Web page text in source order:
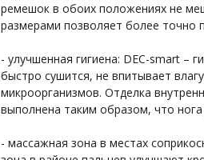
ремешок в обоих положениях не
размерами позволяет более точно
- улучшенная гигиена: DEC-smart –
быстро сушится, не впитывает
микроорганизмов. Отделка
выполнена таким образом, что
- массажная зона в местах